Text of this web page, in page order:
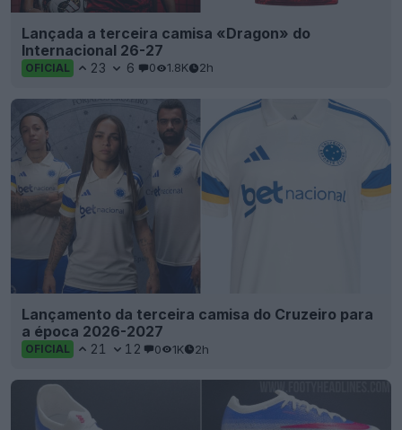
Lançada a terceira camisa «Dragon» do
Internacional 26-27
OFICIAL 23 6 0 1.8K 2h
Lançamento da terceira camisa do Cruzeiro para
a época 2026-2027
OFICIAL 21 12 0 1K 2h